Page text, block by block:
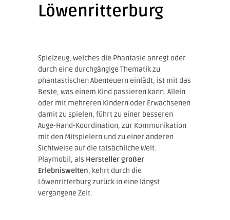
Löwenritterburg
Spielzeug, welches die Phantasie anregt oder
durch eine durchgängige Thematik zu
phantastischen Abenteuern einlädt, ist mit das
Beste, was einem Kind passieren kann. Allein
oder mit mehreren Kindern oder Erwachsenen
damit zu spielen, führt zu einer besseren
Auge-Hand-Koordination, zur Kommunikation
mit den Mitspielern und zu einer anderen
Sichtweise auf die tatsächliche Welt.
Playmobil, als Hersteller großer
Erlebniswelten, kehrt durch die
Löwenritterburg zurück in eine längst
vergangene Zeit.